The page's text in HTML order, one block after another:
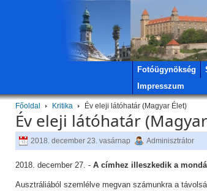
Fotóügynökség
Impresszum
Főoldal Kritika Év eleji látóhatár (Magyar Élet)
Év eleji látóhatár
2018. december 23. vasárnap Adminisztrátor
2018. december 27. -A címhez illeszkedik a
Ausztráliából szemlélve megvan számunkra a